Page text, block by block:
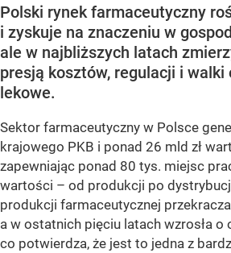
Polski rynek farmaceutyczny
i zyskuje na znaczeniu w
ale w najbliższych latach
presją kosztów, regulacji i
lekowe.
Sektor farmaceutyczny w Polsce
krajowego PKB i ponad 26 mld zł
zapewniając ponad 80 tys. miejsc
wartości – od produkcji po
produkcji farmaceutycznej
a w ostatnich pięciu latach wzrosła o
co potwierdza, że jest to jedna z